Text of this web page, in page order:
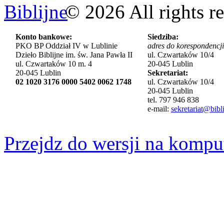
© 2026 All rights
Konto bankowe:
PKO BP Oddział IV w Lublinie
Dzieło Biblijne im. św. Jana Pawła II
ul. Czwartaków 10 m. 4
20-045 Lublin
02 1020 3176 0000 5402 0062 1748
Siedziba:
adres do
ul. Czwartaków 10/4
20-045 Lublin
Sekretariat:
ul. Czwartaków 10/4
20-045 Lublin
tel. 797 946 838
e-mail:
Przejdz do wersji na